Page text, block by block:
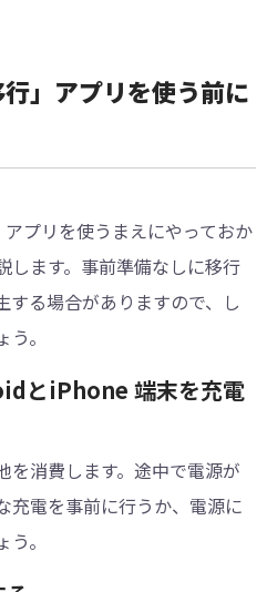
」アプリを使う前に
プリを使うまえにやっておか
します。事前準備なしに移行
する場合がありますので、し
。
とiPhone 端末を充電
を消費します。途中で電源が
充電を事前に行うか、電源に
。